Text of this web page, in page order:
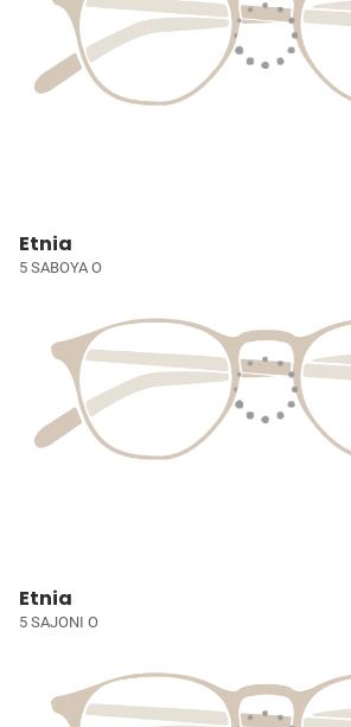
Etnia
5 SABOYA O
Etnia
5 SAJONI O